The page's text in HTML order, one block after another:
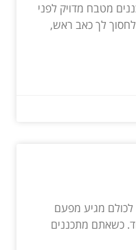
מטבח מדויק לפני
לך כאב ראש,
לכולם מגיע מפעם
כשאתם מתכננים